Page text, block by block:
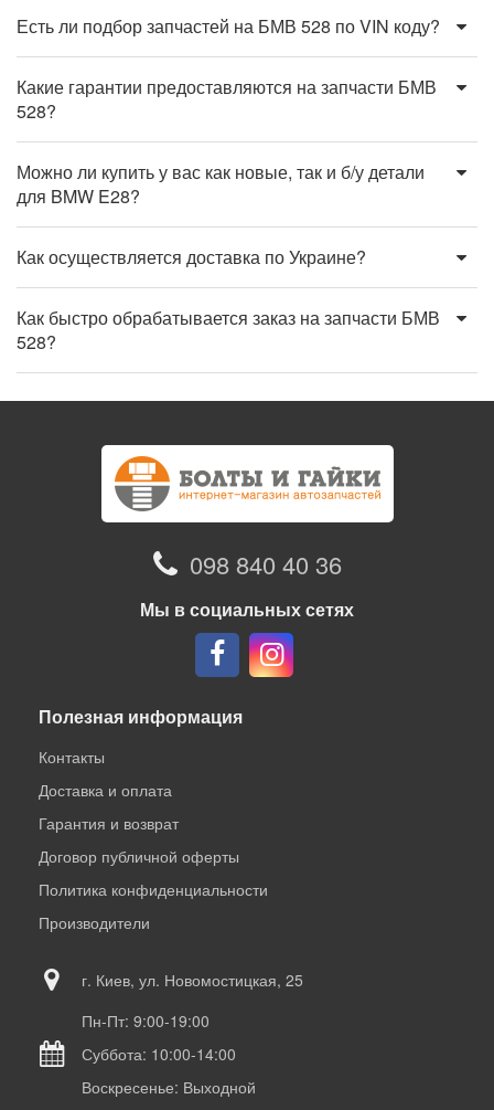
Есть ли подбор запчастей на БМВ 528 по VIN коду?
Какие гарантии предоставляются на запчасти БМВ
528?
Можно ли купить у вас как новые, так и б/у детали
для BMW E28?
Как осуществляется доставка по Украине?
Как быстро обрабатывается заказ на запчасти БМВ
528?
098 840 40 36
Мы в социальных сетях
Полезная информация
Контакты
Доставка и оплата
Гарантия и возврат
Договор публичной оферты
Политика конфиденциальности
Производители
г. Киев, ул. Новомостицкая, 25
Пн-Пт: 9:00-19:00
Суббота: 10:00-14:00
Воскресенье: Выходной